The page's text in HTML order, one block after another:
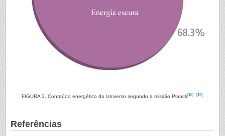
FIGURA 3. Conteúdo energético do Universo segundo a missão Planck[18], [19].
Referências